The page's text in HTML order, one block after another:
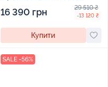
16 390 грн 29 510 ₴
-13 120 ₴
Купити
SALE -56%